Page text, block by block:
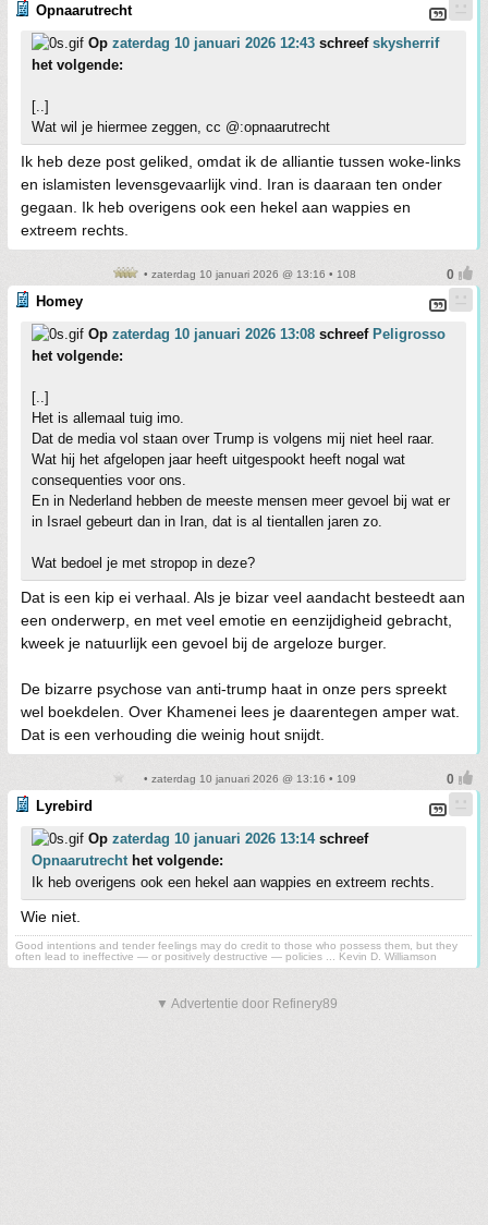
Opnaarutrecht
Op zaterdag 10 januari 2026 12:43 schreef skysherrif
het volgende:
[..]
Wat wil je hiermee zeggen, cc @:opnaarutrecht
Ik heb deze post geliked, omdat ik de alliantie tussen woke-links
en islamisten levensgevaarlijk vind. Iran is daaraan ten onder
gegaan. Ik heb overigens ook een hekel aan wappies en
extreem rechts.
• zaterdag 10 januari 2026 @ 13:16 • 108
Homey
Op zaterdag 10 januari 2026 13:08 schreef Peligrosso
het volgende:
[..]
Het is allemaal tuig imo.
Dat de media vol staan over Trump is volgens mij niet heel raar.
Wat hij het afgelopen jaar heeft uitgespookt heeft nogal wat
consequenties voor ons.
En in Nederland hebben de meeste mensen meer gevoel bij wat er
in Israel gebeurt dan in Iran, dat is al tientallen jaren zo.
Wat bedoel je met stropop in deze?
Dat is een kip ei verhaal. Als je bizar veel aandacht besteedt aan
een onderwerp, en met veel emotie en eenzijdigheid gebracht,
kweek je natuurlijk een gevoel bij de argeloze burger.
De bizarre psychose van anti-trump haat in onze pers spreekt
wel boekdelen. Over Khamenei lees je daarentegen amper wat.
Dat is een verhouding die weinig hout snijdt.
• zaterdag 10 januari 2026 @ 13:16 • 109
Lyrebird
Op zaterdag 10 januari 2026 13:14schreef
Opnaarutrecht het volgende:
Ik heb overigens ook een hekel aan wappies en extreem rechts.
Wie niet.
Good intentions and tender feelings may do credit to those who possess them, but they
often lead to ineffective — or positively destructive — policies ... Kevin D. Williamson
▼ Advertentie door Refinery89